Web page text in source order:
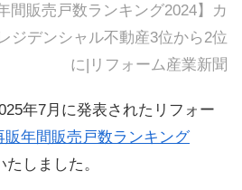
間販売戸数ランキング2024】カ
ジデンシャル不動産3位から2位
に|リフォーム産業新聞
年7月に発表されたリフォー
販年間販売戸数ランキング
しました。